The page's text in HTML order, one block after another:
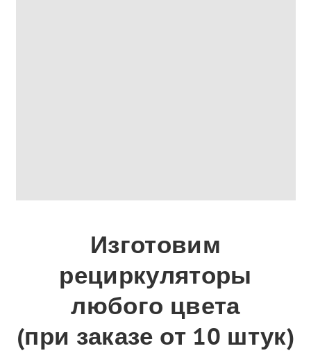
Изготовим
рециркуляторы
любого цвета
(при заказе от 10 штук)